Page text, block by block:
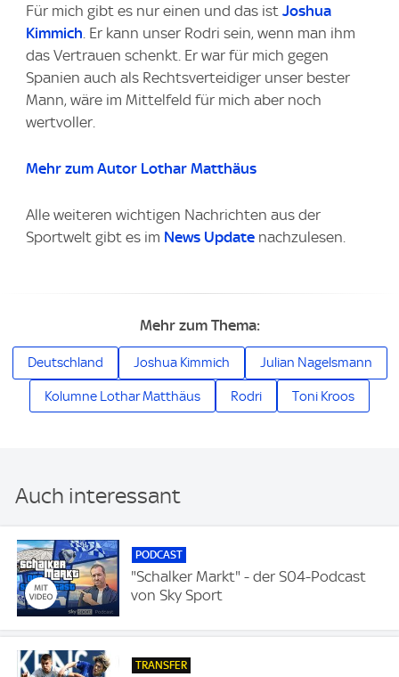
Für mich gibt es nur einen und das ist Joshua
Kimmich . Er kann unser Rodri sein, wenn man ihm
das Vertrauen schenkt. Er war für mich gegen
Spanien auch als Rechtsverteidiger unser bester
Mann, wäre im Mittelfeld für mich aber noch
wertvoller.
Mehr zum Autor Lothar Matthäus
Alle weiteren wichtigen Nachrichten aus der
Sportwelt gibt es im News Update nachzulesen.
Mehr zum Thema:
Deutschland Joshua Kimmich Julian Nagelsmann
Kolumne Lothar Matthäus Rodri Toni Kroos
Auch interessant
PODCAST
"Schalker Markt" - der S04-Podcast
von Sky Sport
TRANSFER